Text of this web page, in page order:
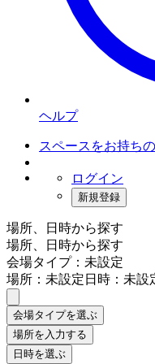
ヘルプ
スペースをお持ち
ログイン
新規登録
場所、日時から探す
場所、日時から探す
会場タイプ：未設定
場所：未設定日時：未設
会場タイプを選ぶ
場所を入力する
日時を選ぶ